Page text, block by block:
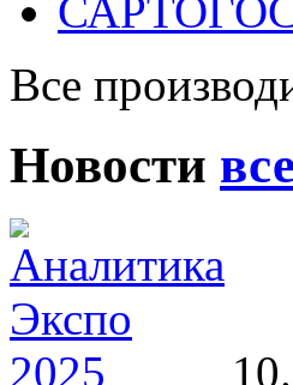
Все
Новости